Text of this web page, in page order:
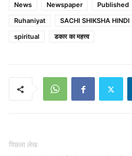
News
Newspaper Published
Ruhaniyat
SACHI SHIKSHA HINDI
spiritual
डकार का महत्त्व
पिछला लेख